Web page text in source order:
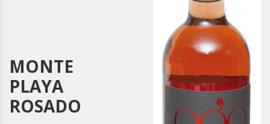
MONTE
PLAYA
ROSADO